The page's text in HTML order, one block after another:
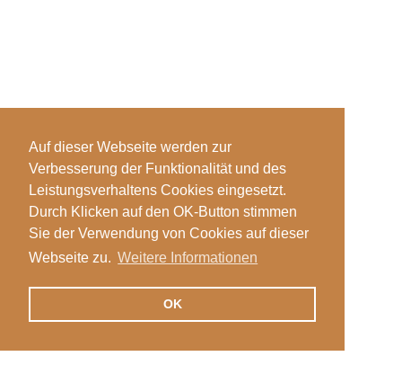
Auf dieser Webseite werden zur
Verbesserung der Funktionalität und des
Leistungsverhaltens Cookies eingesetzt.
Durch Klicken auf den OK-Button stimmen
Sie der Verwendung von Cookies auf dieser
Webseite zu. Weitere Informationen
OK